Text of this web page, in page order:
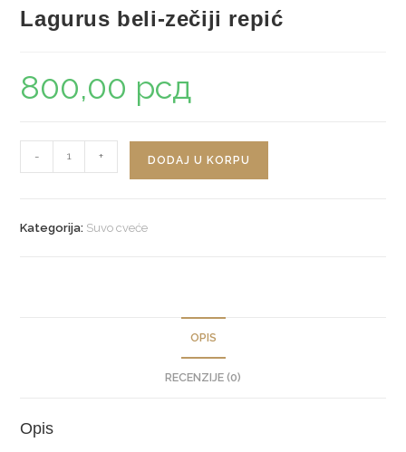
Lagurus beli-zečiji repić
800,00 рсд
beli-
- + DODAJ U KORPU
Kategorija: Suvo cveće
OPIS
RECENZIJE (0)
Opis